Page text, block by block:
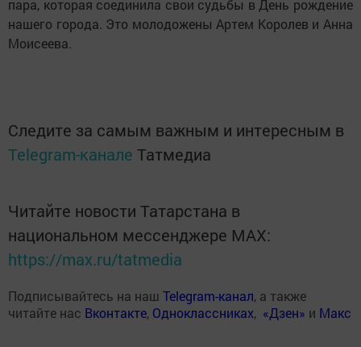
пара, которая соединила свои судьбы в День рождение
нашего города. Это молодожены Артем Королев и Анна
Моисеева.
Следите за самым важным и интересным в
Telegram-канале Татмедиа
Читайте новости Татарстана в
национальном мессенджере MАХ:
https://max.ru/tatmedia
Подписывайтесь на наш Telegram-канал, а также
читайте нас Вконтакте, Одноклассниках, «Дзен» и Макс